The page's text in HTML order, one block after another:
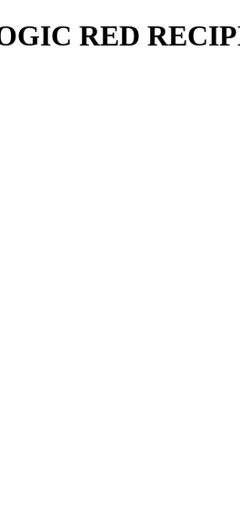
RED